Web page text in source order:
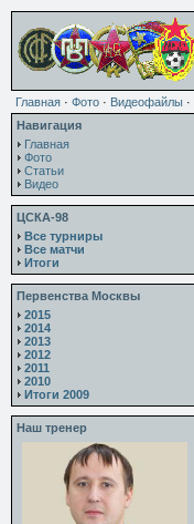
Главная · Фото · Видеофайлы ·
Навигация
Главная
Фото
Статьи
Видео
ЦСКА-98
Все турниры
Все матчи
Итоги
Первенства Москвы
2015
2014
2013
2012
2011
2010
Итоги 2009
Наш тренер